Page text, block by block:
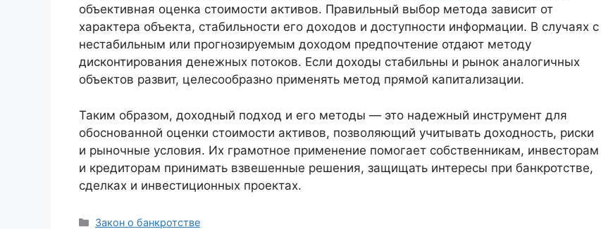
объективная оценка стоимости активов. Правильный выбор метода зависит от
характера объекта, стабильности его доходов и доступности информации. В случаях с
нестабильным или прогнозируемым доходом предпочтение отдают методу
дисконтирования денежных потоков. Если доходы стабильны и рынок аналогичных
объектов развит, целесообразно применять метод прямой капитализации.
Таким образом, доходный подход и его методы — это надежный инструмент для
обоснованной оценки стоимости активов, позволяющий учитывать доходность, риски
и рыночные условия. Их грамотное применение помогает собственникам, инвесторам
и кредиторам принимать взвешенные решения, защищать интересы при банкротстве,
сделках и инвестиционных проектах.
Рубрики
Закон о банкротстве